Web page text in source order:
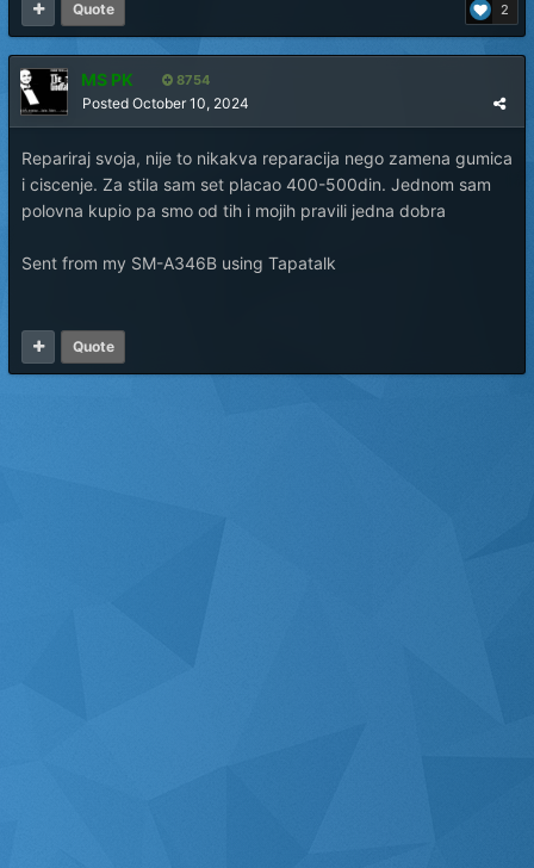
2
Quote
MS PK 8754
Posted October 10, 2024
Repariraj svoja, nije to nikakva reparacija nego zamena gumica
i ciscenje. Za stila sam set placao 400-500din. Jednom sam
polovna kupio pa smo od tih i mojih pravili jedna dobra
Sent from my SM-A346B using Tapatalk
Quote